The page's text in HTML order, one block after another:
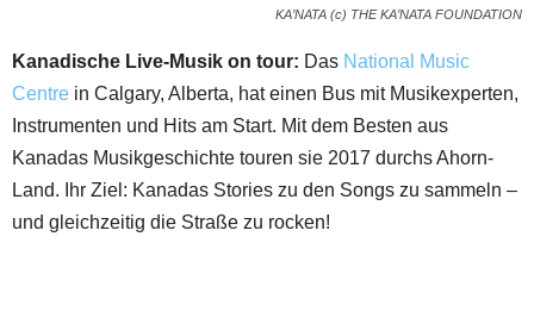
KA’NATA (c) THE KA’NATA FOUNDATION
Kanadische Live-Musik on tour: Das National Music
Centre in Calgary, Alberta, hat einen Bus mit Musikexperten,
Instrumenten und Hits am Start. Mit dem Besten aus
Kanadas Musikgeschichte touren sie 2017 durchs Ahorn-
Land. Ihr Ziel: Kanadas Stories zu den Songs zu sammeln –
und gleichzeitig die Straße zu rocken!